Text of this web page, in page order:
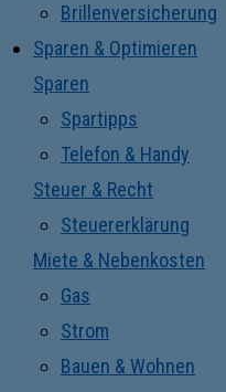
Brillenversicherung
Sparen & Optimieren
Sparen
Spartipps
Telefon & Handy
Steuer & Recht
Steuererklärung
Miete & Nebenkosten
Gas
Strom
Bauen & Wohnen